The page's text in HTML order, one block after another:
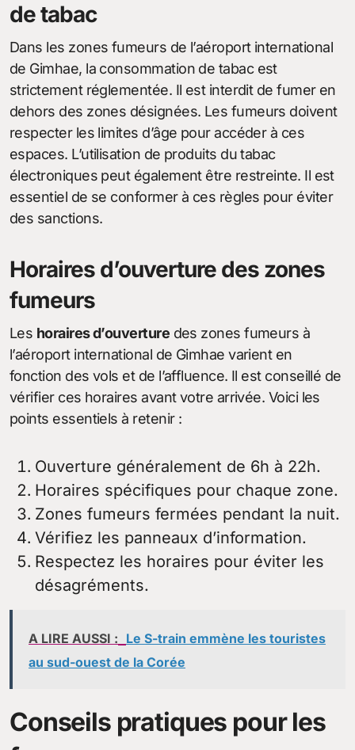
de tabac
Dans les zones fumeurs de l’aéroport international
de Gimhae, la consommation de tabac est
strictement réglementée. Il est interdit de fumer en
dehors des zones désignées. Les fumeurs doivent
respecter les limites d’âge pour accéder à ces
espaces. L’utilisation de produits du tabac
électroniques peut également être restreinte. Il est
essentiel de se conformer à ces règles pour éviter
des sanctions.
Horaires d’ouverture des zones
fumeurs
Les horaires d’ouverture des zones fumeurs à
l’aéroport international de Gimhae varient en
fonction des vols et de l’affluence. Il est conseillé de
vérifier ces horaires avant votre arrivée. Voici les
points essentiels à retenir :
Ouverture généralement de 6h à 22h.
Horaires spécifiques pour chaque zone.
Zones fumeurs fermées pendant la nuit.
Vérifiez les panneaux d’information.
Respectez les horaires pour éviter les
désagréments.
A LIRE AUSSI : Le S-train emmène les touristes
au sud-ouest de la Corée
Conseils pratiques pour les